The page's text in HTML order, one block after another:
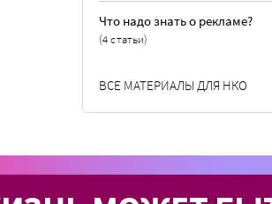
Что надо знать о рекламе?
(4 статьи)
ВСЕ МАТЕРИАЛЫ ДЛЯ НКО